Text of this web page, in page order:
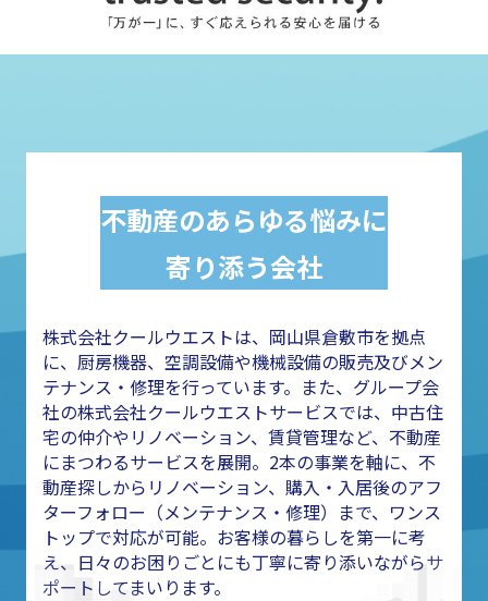
不動産のあらゆる悩みに
寄り添う会社
株式会社クールウエストは、岡山県倉敷市を拠点
に、厨房機器、空調設備や機械設備の販売及びメン
テナンス・修理を行っています。また、グループ会
社の株式会社クールウエストサービスでは、中古住
宅の仲介やリノベーション、賃貸管理など、不動産
にまつわるサービスを展開。2本の事業を軸に、不
動産探しからリノベーション、購入・入居後のアフ
ターフォロー（メンテナンス・修理）まで、ワンス
トップで対応が可能。お客様の暮らしを第一に考
え、日々のお困りごとにも丁寧に寄り添いながらサ
ポートしてまいります。